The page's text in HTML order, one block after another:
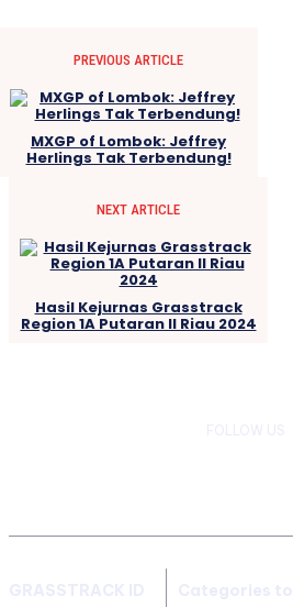
PREVIOUS ARTICLE
MXGP of Lombok: Jeffrey
Herlings Tak Terbendung!
NEXT ARTICLE
Hasil Kejurnas Grasstrack
Region 1A Putaran II Riau 2024